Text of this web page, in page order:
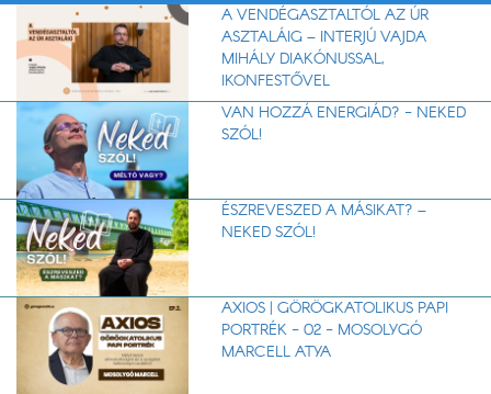
A VENDÉGASZTALTÓL AZ ÚR
ASZTALÁIG – INTERJÚ VAJDA
MIHÁLY DIAKÓNUSSAL,
IKONFESTŐVEL
VAN HOZZÁ ENERGIÁD? - NEKED
SZÓL!
ÉSZREVESZED A MÁSIKAT? –
NEKED SZÓL!
AXIOS | GÖRÖGKATOLIKUS PAPI
PORTRÉK - 02 - MOSOLYGÓ
MARCELL ATYA